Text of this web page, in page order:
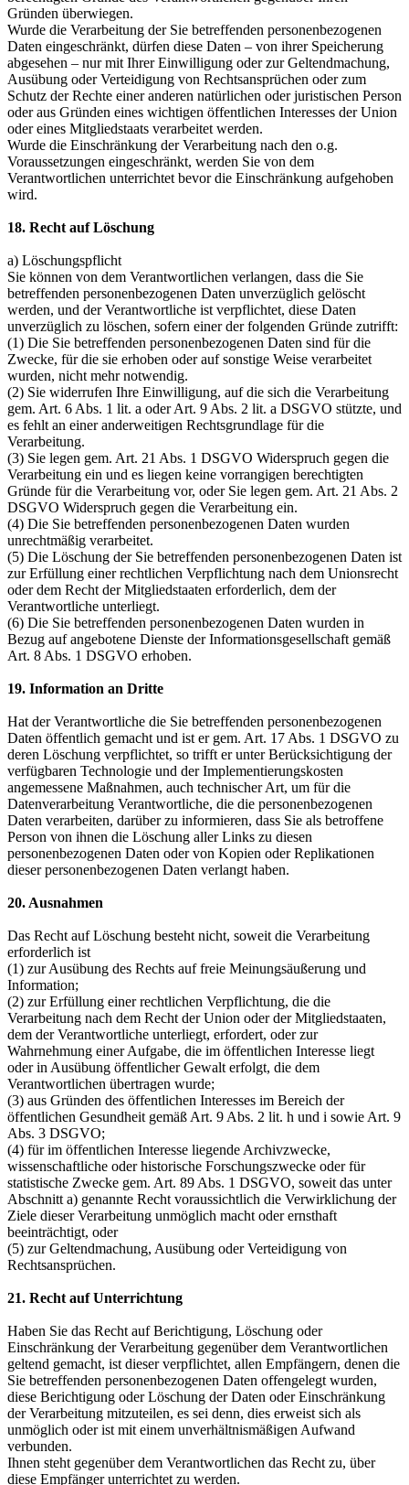
Gründen überwiegen.
Wurde die Verarbeitung der Sie betreffenden personenbezogenen
Daten eingeschränkt, dürfen diese Daten – von ihrer Speicherung
abgesehen – nur mit Ihrer Einwilligung oder zur Geltendmachung,
Ausübung oder Verteidigung von Rechtsansprüchen oder zum
Schutz der Rechte einer anderen natürlichen oder juristischen Person
oder aus Gründen eines wichtigen öffentlichen Interesses der Union
oder eines Mitgliedstaats verarbeitet werden.
Wurde die Einschränkung der Verarbeitung nach den o.g.
Voraussetzungen eingeschränkt, werden Sie von dem
Verantwortlichen unterrichtet bevor die Einschränkung aufgehoben
wird.
18. Recht auf Löschung
a) Löschungspflicht
Sie können von dem Verantwortlichen verlangen, dass die Sie
betreffenden personenbezogenen Daten unverzüglich gelöscht
werden, und der Verantwortliche ist verpflichtet, diese Daten
unverzüglich zu löschen, sofern einer der folgenden Gründe zutrifft:
(1) Die Sie betreffenden personenbezogenen Daten sind für die
Zwecke, für die sie erhoben oder auf sonstige Weise verarbeitet
wurden, nicht mehr notwendig.
(2) Sie widerrufen Ihre Einwilligung, auf die sich die Verarbeitung
gem. Art. 6 Abs. 1 lit. a oder Art. 9 Abs. 2 lit. a DSGVO stützte, und
es fehlt an einer anderweitigen Rechtsgrundlage für die
Verarbeitung.
(3) Sie legen gem. Art. 21 Abs. 1 DSGVO Widerspruch gegen die
Verarbeitung ein und es liegen keine vorrangigen berechtigten
Gründe für die Verarbeitung vor, oder Sie legen gem. Art. 21 Abs. 2
DSGVO Widerspruch gegen die Verarbeitung ein.
(4) Die Sie betreffenden personenbezogenen Daten wurden
unrechtmäßig verarbeitet.
(5) Die Löschung der Sie betreffenden personenbezogenen Daten ist
zur Erfüllung einer rechtlichen Verpflichtung nach dem Unionsrecht
oder dem Recht der Mitgliedstaaten erforderlich, dem der
Verantwortliche unterliegt.
(6) Die Sie betreffenden personenbezogenen Daten wurden in
Bezug auf angebotene Dienste der Informationsgesellschaft gemäß
Art. 8 Abs. 1 DSGVO erhoben.
19. Information an Dritte
Hat der Verantwortliche die Sie betreffenden personenbezogenen
Daten öffentlich gemacht und ist er gem. Art. 17 Abs. 1 DSGVO zu
deren Löschung verpflichtet, so trifft er unter Berücksichtigung der
verfügbaren Technologie und der Implementierungskosten
angemessene Maßnahmen, auch technischer Art, um für die
Datenverarbeitung Verantwortliche, die die personenbezogenen
Daten verarbeiten, darüber zu informieren, dass Sie als betroffene
Person von ihnen die Löschung aller Links zu diesen
personenbezogenen Daten oder von Kopien oder Replikationen
dieser personenbezogenen Daten verlangt haben.
20. Ausnahmen
Das Recht auf Löschung besteht nicht, soweit die Verarbeitung
erforderlich ist
(1) zur Ausübung des Rechts auf freie Meinungsäußerung und
Information;
(2) zur Erfüllung einer rechtlichen Verpflichtung, die die
Verarbeitung nach dem Recht der Union oder der Mitgliedstaaten,
dem der Verantwortliche unterliegt, erfordert, oder zur
Wahrnehmung einer Aufgabe, die im öffentlichen Interesse liegt
oder in Ausübung öffentlicher Gewalt erfolgt, die dem
Verantwortlichen übertragen wurde;
(3) aus Gründen des öffentlichen Interesses im Bereich der
öffentlichen Gesundheit gemäß Art. 9 Abs. 2 lit. h und i sowie Art. 9
Abs. 3 DSGVO;
(4) für im öffentlichen Interesse liegende Archivzwecke,
wissenschaftliche oder historische Forschungszwecke oder für
statistische Zwecke gem. Art. 89 Abs. 1 DSGVO, soweit das unter
Abschnitt a) genannte Recht voraussichtlich die Verwirklichung der
Ziele dieser Verarbeitung unmöglich macht oder ernsthaft
beeinträchtigt, oder
(5) zur Geltendmachung, Ausübung oder Verteidigung von
Rechtsansprüchen.
21. Recht auf Unterrichtung
Haben Sie das Recht auf Berichtigung, Löschung oder
Einschränkung der Verarbeitung gegenüber dem Verantwortlichen
geltend gemacht, ist dieser verpflichtet, allen Empfängern, denen die
Sie betreffenden personenbezogenen Daten offengelegt wurden,
diese Berichtigung oder Löschung der Daten oder Einschränkung
der Verarbeitung mitzuteilen, es sei denn, dies erweist sich als
unmöglich oder ist mit einem unverhältnismäßigen Aufwand
verbunden.
Ihnen steht gegenüber dem Verantwortlichen das Recht zu, über
diese Empfänger unterrichtet zu werden.